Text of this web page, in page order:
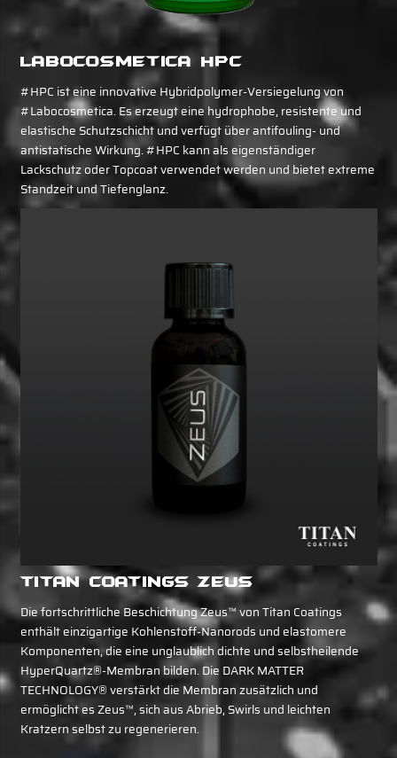
Labocosmetica HPC
#HPC ist eine innovative Hybridpolymer-Versiegelung von
#Labocosmetica. Es erzeugt eine hydrophobe, resistente und
elastische Schutzschicht und verfügt über antifouling- und
antistatische Wirkung. #HPC kann als eigenständiger
Lackschutz oder Topcoat verwendet werden und bietet extreme
Standzeit und Tiefenglanz.
Titan Coatings Zeus
Die fortschrittliche Beschichtung Zeus™ von Titan Coatings
enthält einzigartige Kohlenstoff-Nanorods und elastomere
Komponenten, die eine unglaublich dichte und selbstheilende
HyperQuartz®-Membran bilden. Die DARK MATTER
TECHNOLOGY® verstärkt die Membran zusätzlich und
ermöglicht es Zeus™, sich aus Abrieb, Swirls und leichten
Kratzern selbst zu regenerieren.